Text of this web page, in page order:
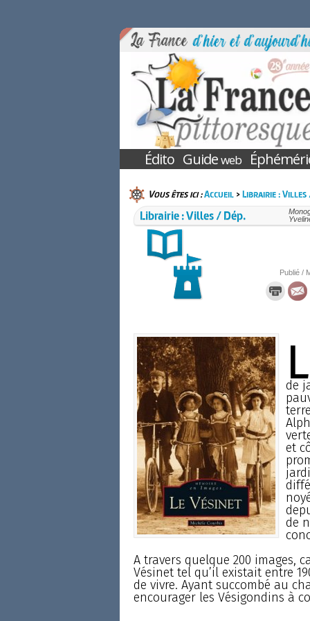
Édito Guideweb
Vous êtes ici :Accueil>Librairie : Villes
Librairie : Villes / Dép.
Publié /
L
de
et
de
A travers quelque 200 images,
Vésinet tel qu’il existait entre
de vivre. Ayant succombé au
encourager les Vésigondins à